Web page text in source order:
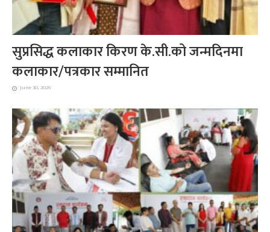
सुप्रसिद्ध कलाकार किरण के.सी.को जन्मदिनमा
कलाकार/पत्रकार सम्मानित
June 30, 2026